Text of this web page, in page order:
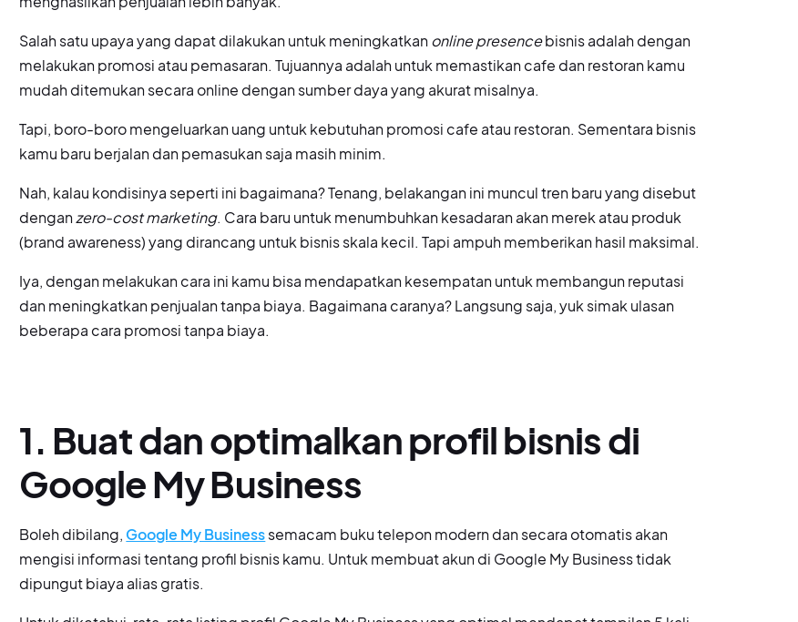
Salah satu upaya yang dapat dilakukan untuk meningkatkanonline presencebisnis adalah dengan
melakukan promosi atau pemasaran. Tujuannya adalah untuk memastikan cafe dan restoran kamu
mudah ditemukan secara online dengan sumber daya yang akurat misalnya.
Tapi, boro-boro mengeluarkan uang untuk kebutuhan promosi cafe atau restoran. Sementara bisnis
kamu baru berjalan dan pemasukan saja masih minim.
Nah, kalau kondisinya seperti ini bagaimana? Tenang, belakangan ini muncul tren baru yang disebut
denganzero-cost marketing. Cara baru untuk menumbuhkan kesadaran akan merek atau produk
(brand awareness) yang dirancang untuk bisnis skala kecil. Tapi ampuh memberikan hasil maksimal.
Iya, dengan melakukan cara ini kamu bisa mendapatkan kesempatan untuk membangun reputasi
dan meningkatkan penjualan tanpa biaya. Bagaimana caranya? Langsung saja, yuk simak ulasan
beberapa cara promosi tanpa biaya.
1. Buat dan optimalkan profil bisnis di
Google My Business
Boleh dibilang, Google My Businesssemacam buku telepon modern dan secara otomatis akan
mengisi informasi tentang profil bisnis kamu. Untuk membuat akun di Google My Business tidak
dipungut biaya alias gratis.